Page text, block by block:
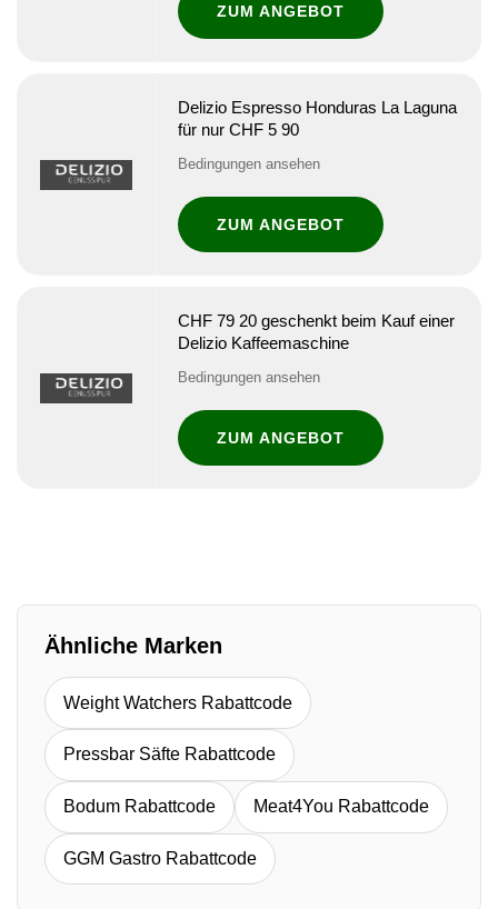
ZUM ANGEBOT
Delizio Espresso Honduras La Laguna
für nur CHF 5 90
Bedingungen ansehen
ZUM ANGEBOT
CHF 79 20 geschenkt beim Kauf einer
Delizio Kaffeemaschine
Bedingungen ansehen
ZUM ANGEBOT
Ähnliche Marken
Weight Watchers Rabattcode
Pressbar Säfte Rabattcode
Bodum Rabattcode Meat4You Rabattcode
GGM Gastro Rabattcode